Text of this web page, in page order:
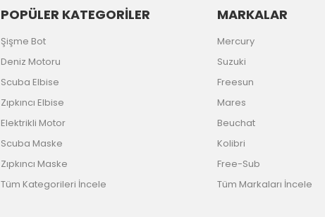
Gönder
POPÜLER KATEGORİLER
Şişme Bot
Deniz Motoru
Scuba Elbise
Zıpkıncı Elbise
Elektrikli Motor
Scuba Maske
Zıpkıncı Maske
Tüm Kategorileri İncele
MARKALAR
Mercury
Suzuki
Freesun
Mares
Beuchat
Kolibri
Free-Sub
Tüm Markaları İncele